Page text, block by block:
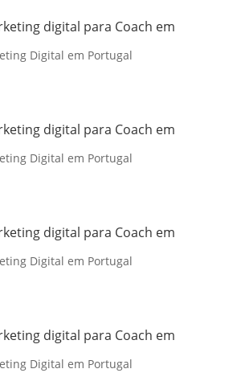
digital para Coach em
Digital em Portugal
digital para Coach em
Digital em Portugal
digital para Coach em
Digital em Portugal
digital para Coach em
Digital em Portugal